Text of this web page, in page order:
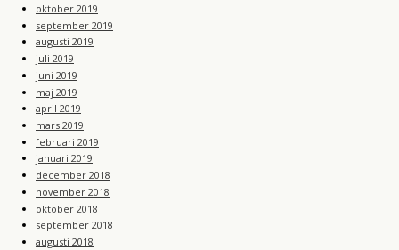
oktober 2019
september 2019
augusti 2019
juli 2019
juni 2019
maj 2019
april 2019
mars 2019
februari 2019
januari 2019
december 2018
november 2018
oktober 2018
september 2018
augusti 2018